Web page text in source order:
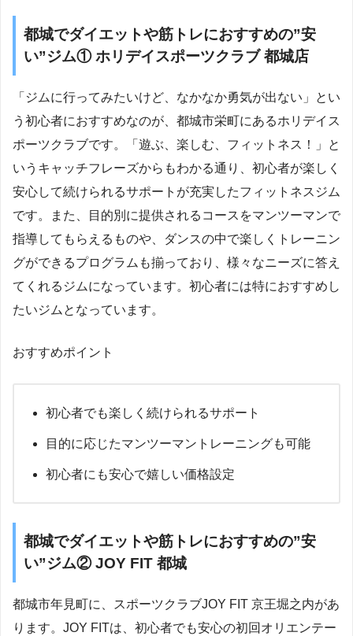
都城でダイエットや筋トレにおすすめの”安
い”ジム① ホリデイスポーツクラブ 都城店
「ジムに行ってみたいけど、なかなか勇気が出ない」とい
う初心者におすすめなのが、都城市栄町にあるホリデイス
ポーツクラブです。「遊ぶ、楽しむ、フィットネス！」と
いうキャッチフレーズからもわかる通り、初心者が楽しく
安心して続けられるサポートが充実したフィットネスジム
です。また、目的別に提供されるコースをマンツーマンで
指導してもらえるものや、ダンスの中で楽しくトレーニン
グができるプログラムも揃っており、様々なニーズに答え
てくれるジムになっています。初心者には特におすすめし
たいジムとなっています。
おすすめポイント
初心者でも楽しく続けられるサポート
目的に応じたマンツーマントレーニングも可能
初心者にも安心で嬉しい価格設定
都城でダイエットや筋トレにおすすめの”安
い”ジム② JOY FIT 都城
都城市年見町に、スポーツクラブJOY FIT 京王堀之内があ
ります。JOY FITは、初心者でも安心の初回オリエンテー